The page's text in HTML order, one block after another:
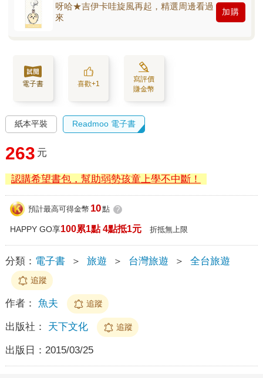
呀哈★吉伊卡哇旋風再起，精選周邊看過
來
加購
電子書 喜歡+1
寫評價
賺金幣
紙本平裝 Readmoo 電子書
263 元
認購希望書包，幫助弱勢孩童上學不中斷！
預計最高可得金幣 10點 ?
HAPPY GO享100累1點 4點抵1元 折抵無上限
分類： 電子書 ＞ 旅遊 ＞ 台灣旅遊 ＞ 全台旅遊
追蹤
作者： 魚夫 追蹤
出版社： 天下文化 追蹤
出版日： 2015/03/25